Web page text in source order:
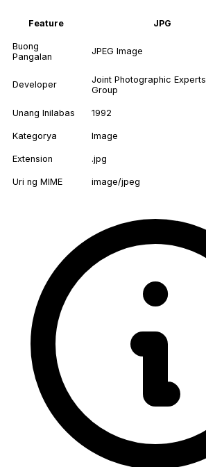
Feature JPG
Buong
Pangalan
JPEG Image
Developer
Joint Photographic Experts
Group
Unang Inilabas 1992
Kategorya Image
Extension .jpg
Uri ng MIME image/jpeg